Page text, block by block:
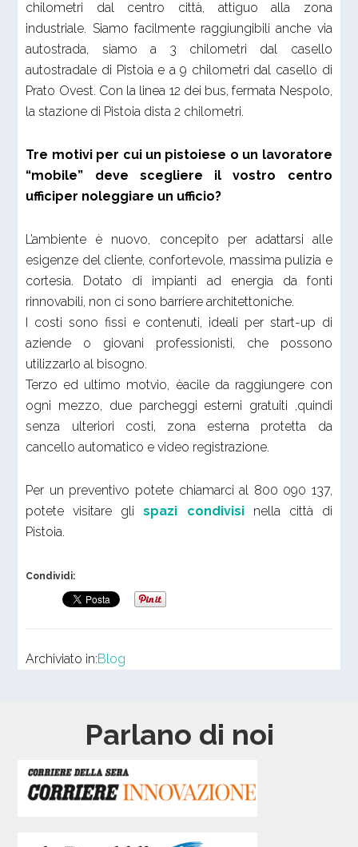
chilometri dal centro città, attiguo alla zona
industriale. Siamo facilmente raggiungibili anche via
autostrada, siamo a 3 chilometri dal casello
autostradale di Pistoia e a 9 chilometri dal casello di
Prato Ovest. Con la linea 12 dei bus, fermata Nespolo,
la stazione di Pistoia dista 2 chilometri.
Tre motivi per cui un pistoiese o un lavoratore
“mobile” deve scegliere il vostro centro
ufficiper noleggiare un ufficio?
L’ambiente è nuovo, concepito per adattarsi alle
esigenze del cliente, confortevole, massima pulizia e
cortesia. Dotato di impianti ad energia da fonti
rinnovabili, non ci sono barriere architettoniche.
I costi sono fissi e contenuti, ideali per start-up di
aziende o giovani professionisti, che possono
utilizzarlo al bisogno.
Terzo ed ultimo motvio, èacile da raggiungere con
ogni mezzo, due parcheggi esterni gratuiti ,quindi
senza ulteriori costi, zona esterna protetta da
cancello automatico e video registrazione.
Per un preventivo potete chiamarci al 800 090 137,
potete visitare glispazi condivisinella città di
Pistoia.
Condividi:
Archiviato in:Blog
Parlano di noi